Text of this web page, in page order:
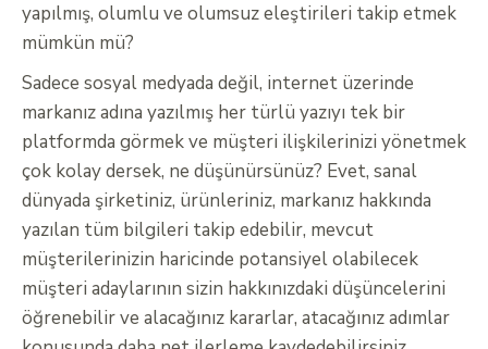
yapılmış, olumlu ve olumsuz eleştirileri takip etmek
mümkün mü?
Sadece sosyal medyada değil, internet üzerinde
markanız adına yazılmış her türlü yazıyı tek bir
platformda görmek ve müşteri ilişkilerinizi yönetmek
çok kolay dersek, ne düşünürsünüz? Evet, sanal
dünyada şirketiniz, ürünleriniz, markanız hakkında
yazılan tüm bilgileri takip edebilir, mevcut
müşterilerinizin haricinde potansiyel olabilecek
müşteri adaylarının sizin hakkınızdaki düşüncelerini
öğrenebilir ve alacağınız kararlar, atacağınız adımlar